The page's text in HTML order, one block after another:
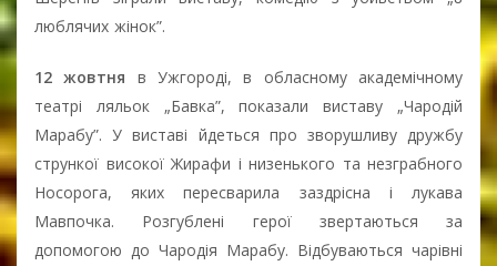
люблячих жінок”.
12 жовтня в Ужгороді, в обласному академічному
театрі ляльок „Бавка”, показали виставу „Чародій
Марабу”. У виставі йдеться про зворушливу дружбу
стрункої високої Жирафи і низенького та незграбного
Носорога, яких пересварила заздрісна і лукава
Мавпочка. Розгублені герої звертаються за
допомогою до Чародія Марабу. Відбуваються чарівні